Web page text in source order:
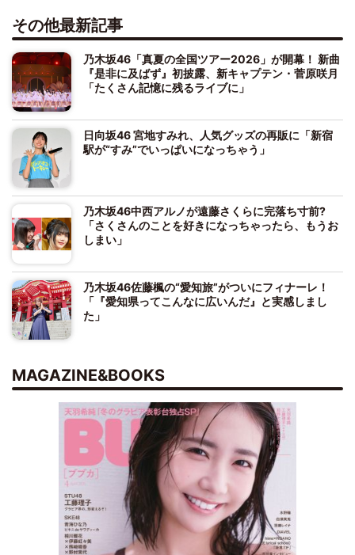
その他最新記事
乃木坂46「真夏の全国ツアー2026」が開幕！ 新曲
『是非に及ばず』初披露、新キャプテン・菅原咲月
「たくさん記憶に残るライブに」
日向坂46 宮地すみれ、人気グッズの再販に「新宿
駅が“すみ”でいっぱいになっちゃう」
乃木坂46中西アルノが遠藤さくらに完落ち寸前?
「さくさんのことを好きになっちゃったら、もうお
しまい」
乃木坂46佐藤楓の“愛知旅”がついにフィナーレ！
「『愛知県ってこんなに広いんだ』と実感しまし
た」
MAGAZINE&BOOKS